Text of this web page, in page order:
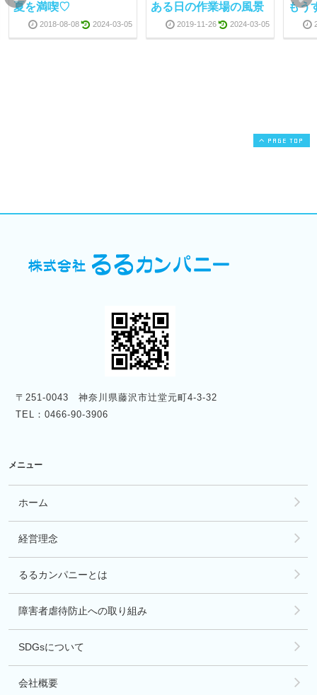
夏を満喫♡
2018-08-08 2024-03-05
ある日の作業場の風景
2019-11-26 2024-03-05
もう
PAGE TOP
〒251-0043 神奈川県藤沢市辻堂元町4-3-32
TEL：0466-90-3906
メニュー
ホーム
経営理念
るるカンパニーとは
障害者虐待防止への取り組み
SDGsについて
会社概要